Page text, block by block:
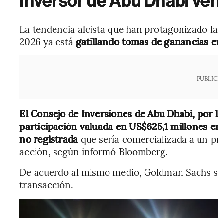
La tendencia alcista que han protagonizado
2026 ya está gatillando tomas de ganancias
El Consejo de Inversiones de Abu Dhabi,
participación valuada en US$625,1 millones
no registradaque sería comercializada a un
acción, según informó Bloomberg.
De acuerdo al mismo medio, Goldman
transacción.